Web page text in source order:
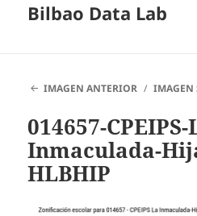
Bilbao Data Lab
IMAGEN ANTERIOR IMAGEN
014657-CPEIPS-
Inmaculada-
HLBHIP